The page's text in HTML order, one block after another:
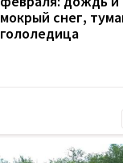
мокрый снег,
гололедица